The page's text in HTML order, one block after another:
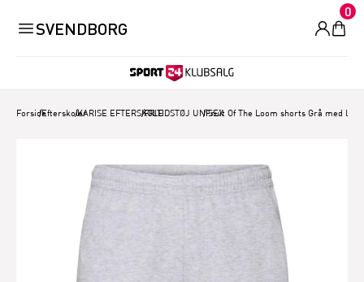
SVENDBORG
0
Forside
/Efterskoler
/KARISE EFTERSKOLE
/FRITIDSTØJ UNISEX
/Fruit Of The Loom shorts Grå med logo